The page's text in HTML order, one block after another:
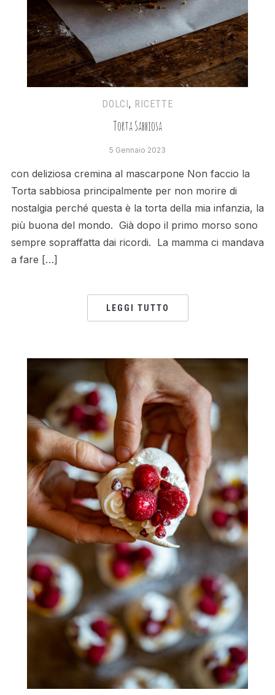
DOLCI, RICETTE
Torta Sabbiosa
5 Gennaio 2023
con deliziosa cremina al mascarpone Non faccio la
Torta sabbiosa principalmente per non morire di
nostalgia perché questa è la torta della mia infanzia, la
più buona del mondo. Già dopo il primo morso sono
sempre sopraffatta dai ricordi. La mamma ci mandava
a fare […]
LEGGI TUTTO